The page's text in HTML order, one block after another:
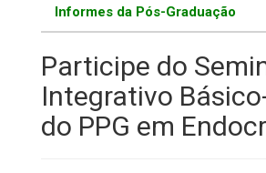
Informes da Pós-Graduação
Participe do
Integrativo
do PPG em